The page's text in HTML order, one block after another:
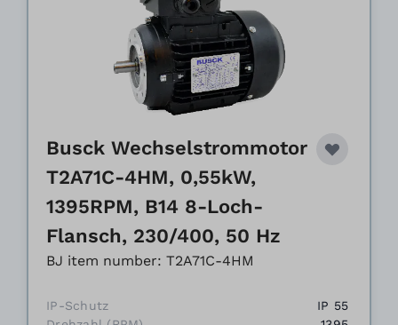
Busck Wechselstrommotor
T2A71C-4HM, 0,55kW,
1395RPM, B14 8-Loch-
Flansch, 230/400, 50 Hz
BJ item number: T2A71C-4HM
IP-Schutz
IP 55